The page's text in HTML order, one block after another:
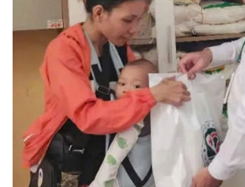
Tiện ích Bạn cần
Thông tin tòa soạn Liên hệ
Đọc Thanh Niên trên điện thoại